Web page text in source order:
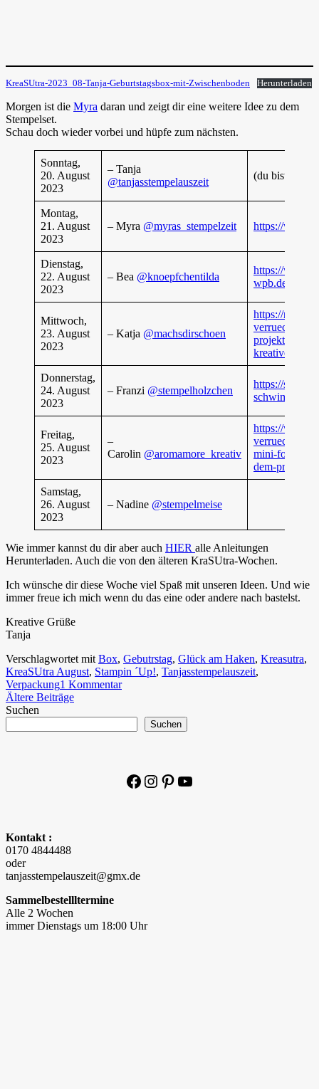
KreaSUtra-2023_08-Tanja-Geburtstagsbox-mit-Zwischenboden Herunterladen
Morgen ist die Myra daran und zeigt dir eine weitere Idee zu dem
Stempelset.
Schau doch wieder vorbei und hüpfe zum nächsten.
Sonntag,
20. August
2023
– Tanja
@tanjasstempelauszeit
(du bist
Montag,
21. August
2023
– Myra @myras_stempelzeit https://
Dienstag,
22. August
2023
– Bea @knoepfchentilda
https://
wpb.de/post/
Mittwoch,
23. August
2023
– Katja @machsdirschoen
https://
verrueckt-
projekte-mit-
kreativen-
Donnerstag,
24. August
2023
– Franzi @stempelholzchen
https://
Freitag,
25. August
2023
–
Carolin @aromamore_kreativ
https://
verrueckt-
mini-
dem-
Samstag,
26. August
2023
– Nadine @stempelmeise
Wie immer kannst du dir aber auch HIER alle Anleitungen
Herunterladen. Auch die von den älteren KraSUtra-Wochen.
Ich wünsche dir diese Woche viel Spaß mit unseren Ideen. Und wie
immer freue ich mich wenn du das eine oder andere nach bastelst.
Kreative Grüße
Tanja
Verschlagwortet mit Box, Gebutrstag, Glück am Haken, Kreasutra,
KreaSUtra August, Stampin ´Up!, Tanjasstempelauszeit,
Verpackung1 Kommentar
Beitragsnavigation
Ältere Beiträge
Suchen
Suchen
Facebook
Instagram
Pinterest
YouTube
Kontakt :
0170 4844488
oder
tanjasstempelauszeit@gmx.de
Sammelbestellltermine
Alle 2 Wochen
immer Dienstags um 18:00 Uhr